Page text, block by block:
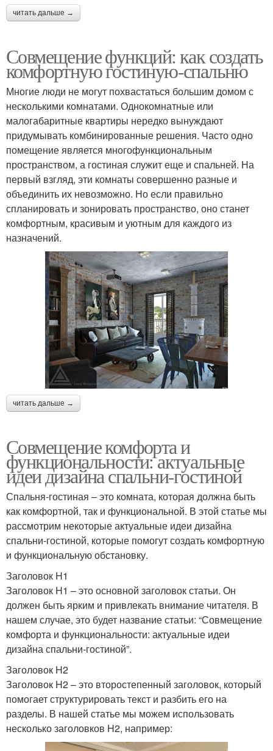
читать дальше →
Совмещение функций: как создать
комфортную гостиную-спальню
Многие люди не могут похвастаться большим домом с
несколькими комнатами. Однокомнатные или
малогабаритные квартиры нередко вынуждают
придумывать комбинированные решения. Часто одно
помещение является многофункциональным
пространством, а гостиная служит еще и спальней. На
первый взгляд, эти комнаты совершенно разные и
объединить их невозможно. Но если правильно
спланировать и зонировать пространство, оно станет
комфортным, красивым и уютным для каждого из
назначений.
читать дальше →
Совмещение комфорта и
функциональности: актуальные
идеи дизайна спальни-гостиной
Спальня-гостиная – это комната, которая должна быть
как комфортной, так и функциональной. В этой статье мы
рассмотрим некоторые актуальные идеи дизайна
спальни-гостиной, которые помогут создать комфортную
и функциональную обстановку.
Заголовок H1
Заголовок H1 – это основной заголовок статьи. Он
должен быть ярким и привлекать внимание читателя. В
нашем случае, это будет название статьи: “Совмещение
комфорта и функциональности: актуальные идеи
дизайна спальни-гостиной”.
Заголовок H2
Заголовок H2 – это второстепенный заголовок, который
помогает структурировать текст и разбить его на
разделы. В нашей статье мы можем использовать
несколько заголовков H2, например: